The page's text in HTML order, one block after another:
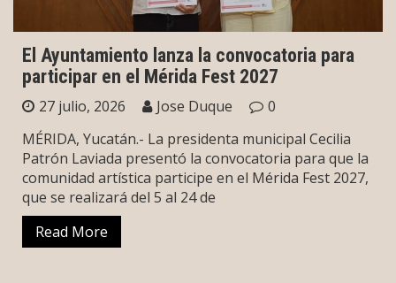
El Ayuntamiento lanza la convocatoria para
participar en el Mérida Fest 2027
27 julio, 2026 Jose Duque
0
MÉRIDA, Yucatán.- La presidenta municipal Cecilia
Patrón Laviada presentó la convocatoria para que la
comunidad artística participe en el Mérida Fest 2027,
que se realizará del 5 al 24 de
Read More